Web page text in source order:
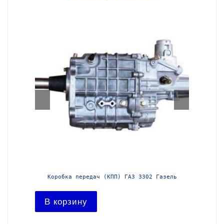
Коробка передач (КПП) ГАЗ 3302 Газель
В корзину